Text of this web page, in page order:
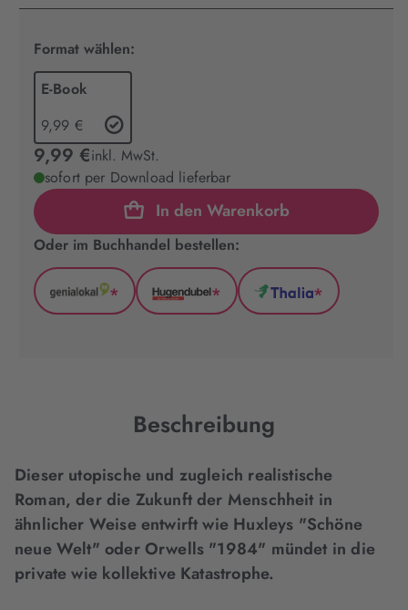
Format wählen:
E-Book
9,99 €
9,99 €inkl. MwSt.
sofort per Download lieferbar
In den Warenkorb
Oder im Buchhandel bestellen:
GenialLokal
*
Hugendubel
*
Thalia
*
Beschreibung
Dieser utopische und zugleich realistische
Roman, der die Zukunft der Menschheit in
ähnlicher Weise entwirft wie Huxleys "Schöne
neue Welt" oder Orwells "1984" mündet in die
private wie kollektive Katastrophe.